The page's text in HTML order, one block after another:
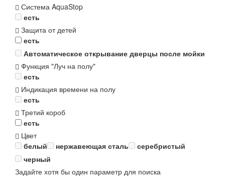
Система AquaStop
есть
Защита от детей
есть
Автоматическое открывание дверцы после мойки
Функция "Луч на полу"
есть
Индикация времени на полу
есть
Третий короб
есть
Цвет
белый
нержавеющая сталь
серебристый
черный
Задайте хотя бы один параметр для поиска